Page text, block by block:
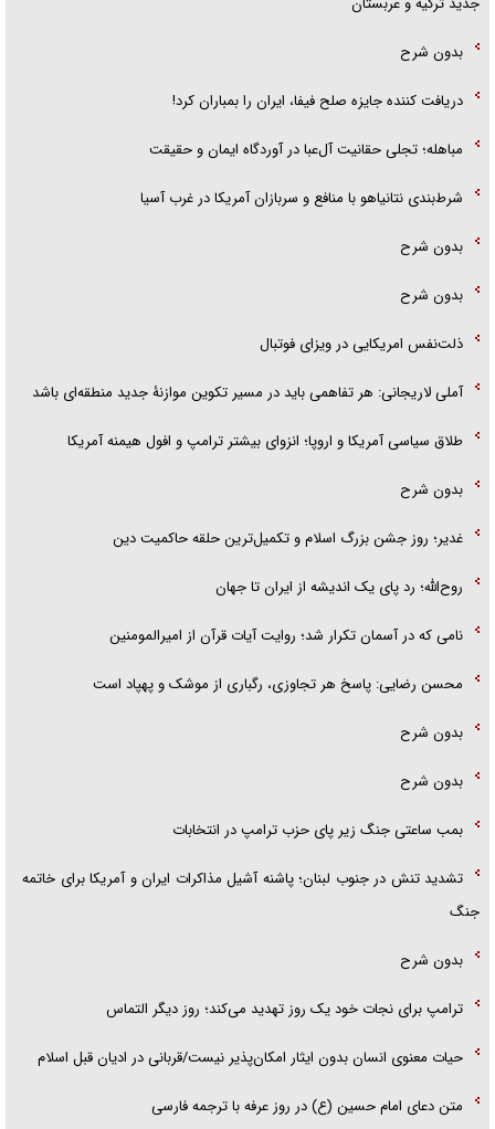
بدون شرح
دریافت کننده جایزه صلح فیفا، ایران را بمباران کرد!
مباهله؛ تجلی حقانیت آل‌عبا در آوردگاه ایمان و حقیقت
شرط‌بندی نتانیاهو با منافع و سربازان آمریکا در غرب آسیا
بدون شرح
بدون شرح
ذلت‌نفس امریکایی در ویزای فوتبال
آملی لاریجانی: هر تفاهمی باید در مسیر تکوین موازنۀ جدید منطقه‌ای باشد
طلاق سیاسی آمریکا و اروپا؛ انزوای بیشتر ترامپ و افول هیمنه آمریکا
بدون شرح
غدیر؛ روز جشن بزرگ اسلام و تکمیل‌ترین حلقه حاکمیت دین
روح‌الله؛ رد پای یک اندیشه از ایران تا جهان
نامی که در آسمان تکرار شد؛ روایت آیات قرآن از امیرالمومنین
محسن رضایی: پاسخ هر تجاوزی، رگباری از موشک و پهپاد است
بدون شرح
بدون شرح
بمب ساعتی جنگ زیر پای حزب ترام‍پ در انتخابات
تشدید تنش در جنوب لبنان؛ پاشنه آشیل مذاکرات ایران و آمریکا برای خاتمه
جنگ
بدون شرح
ترامپ برای نجات خود یک روز تهدید می‌کند؛ روز دیگر التماس
حیات معنوی انسان بدون ایثار امکان‌پذیر نیست/قربانی در ادیان قبل اسلام
متن دعای امام حسین (ع) در روز عرفه با ترجمه فارسی